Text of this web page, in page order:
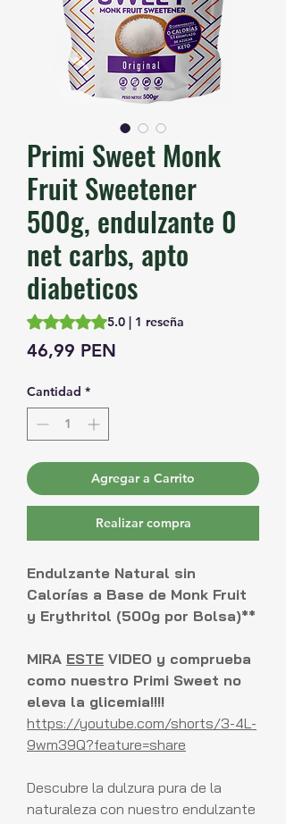
Primi Sweet Monk
Fruit Sweetener
500g, endulzante 0
net carbs, apto
diabeticos
Según 1 reseña, la calificación es de 5.0
5.0 | 1 reseña
46,99 PEN
Cantidad *
Agregar a Carrito
Realizar compra
Endulzante Natural sin
Calorías a Base de Monk Fruit
y Erythritol (500g por Bolsa)**
MIRA ESTE VIDEO y comprueba
como nuestro Primi Sweet no
eleva la glicemia!!!!
https://youtube.com/shorts/3-4L-
9wm39Q?feature=share
Descubre la dulzura pura de la
naturaleza con nuestro endulzante